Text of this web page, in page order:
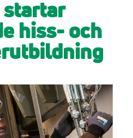
startar
hiss- och